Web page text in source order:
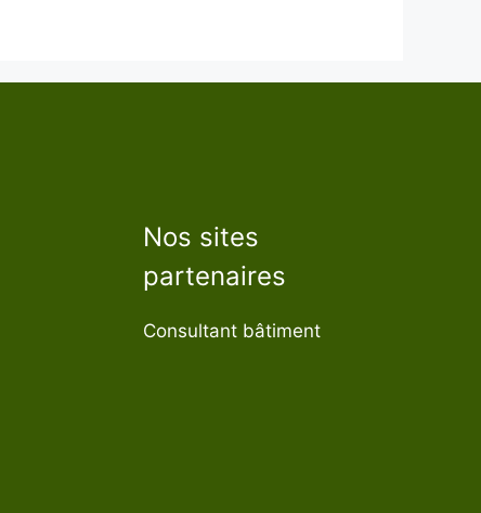
Nos sites
partenaires
Consultant bâtiment